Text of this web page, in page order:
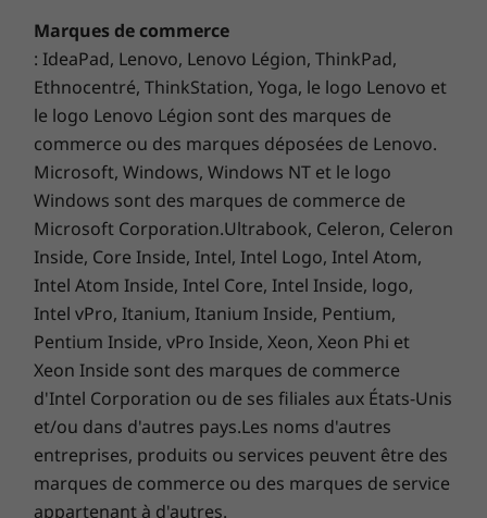
Marques de commerce
: IdeaPad, Lenovo, Lenovo Légion, ThinkPad,
Ethnocentré, ThinkStation, Yoga, le logo Lenovo et
le logo Lenovo Légion sont des marques de
commerce ou des marques déposées de Lenovo.
Microsoft, Windows, Windows NT et le logo
Windows sont des marques de commerce de
Microsoft Corporation.Ultrabook, Celeron, Celeron
Inside, Core Inside, Intel, Intel Logo, Intel Atom,
Intel Atom Inside, Intel Core, Intel Inside, logo,
Intel vPro, Itanium, Itanium Inside, Pentium,
Pentium Inside, vPro Inside, Xeon, Xeon Phi et
Xeon Inside sont des marques de commerce
d'Intel Corporation ou de ses filiales aux États-Unis
et/ou dans d'autres pays.Les noms d'autres
entreprises, produits ou services peuvent être des
marques de commerce ou des marques de service
appartenant à d'autres.